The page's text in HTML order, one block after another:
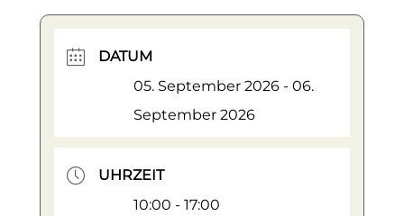
DATUM
05. September 2026 - 06.
September 2026
UHRZEIT
10:00 - 17:00